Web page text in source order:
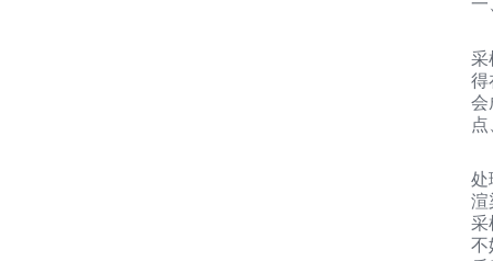
一
采
得
会
处
渲
采
不